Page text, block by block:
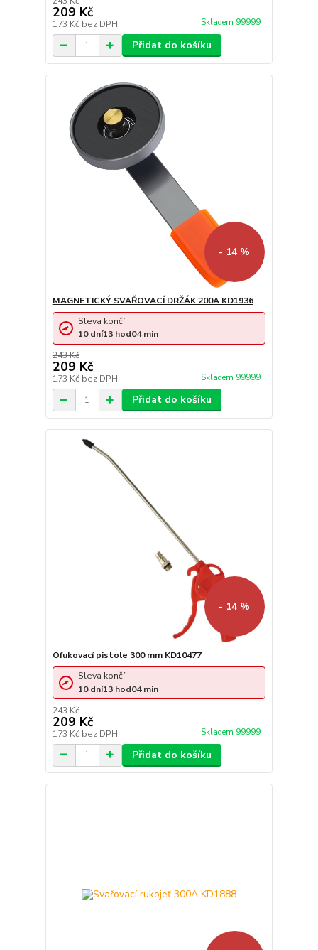
209 Kč
173 Kč bez DPH Skladem 99999
Přidat do košíku
- 14 %
MAGNETICKÝ SVAŘOVACÍ DRŽÁK 200A KD1936
243 Kč
209 Kč
173 Kč bez DPH Skladem 99999
Sleva končí:
10 dní13 hod04min
Přidat do košíku
- 14 %
Ofukovací pistole 300 mm KD10477
243 Kč
209 Kč
173 Kč bez DPH Skladem 99999
Sleva končí:
10 dní13 hod04min
Přidat do košíku